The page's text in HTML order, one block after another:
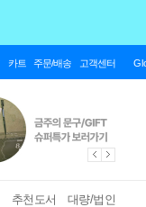
카트 주문/배송 고객센터
추천도서 대량/법인